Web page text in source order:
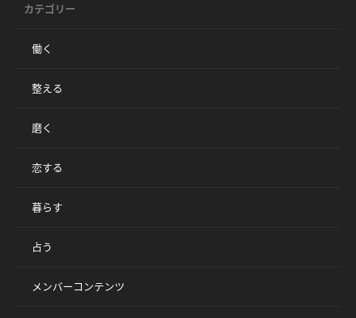
カテゴリー
働く
整える
磨く
恋する
暮らす
占う
メンバーコンテンツ